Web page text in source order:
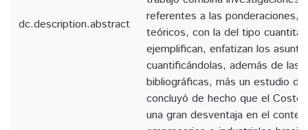
dc.description.abstract
referentes a las ponderaciones,
teóricos, con la del tipo
ejemplifican, enfatizan los
cuantificándolas, además de las
bibliográficas, más un estudio
concluyó de hecho que el Costo
una gran desventaja en el